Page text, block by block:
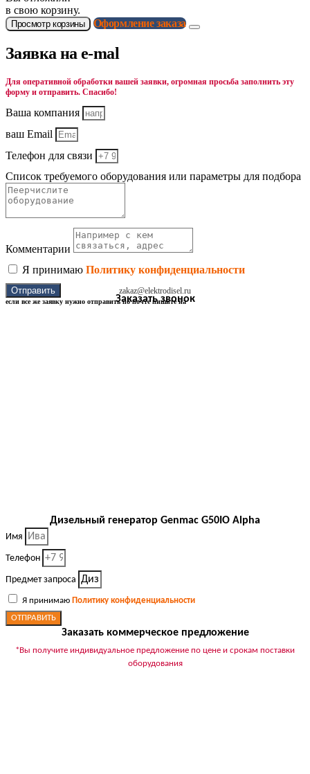
в свою корзину.
Просмотр корзины Оформление заказа
Заявка на e-mal
Для оперативной обработки вашей заявки, огромная просьба заполнить эту
форму и отправить. Спасибо!
Ваша компания
ваш Email
Телефон для связи
Список требуемого оборудования или параметры для подбора
Комментарии
Я принимаю Политику конфиденциальности
Отправить
если все же заявку нужно отправить по почте пишите на
zakaz@elektrodisel.ru
Заказать звонок
Дизельный генератор Genmac G50IO Alpha
Имя
Телефон
Предмет запроса
Я принимаю Политику конфиденциальности
ОТПРАВИТЬ
Заказать коммерческое предложение
*Вы получите индивидуальное предложение по цене и срокам поставки
оборудования